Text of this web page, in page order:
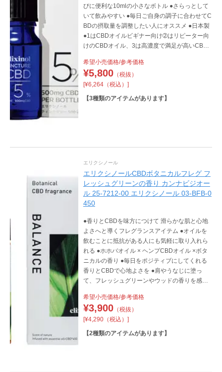
びに便利な10mlの小さなボトル ●さらっとして
いて飲みやすい ●毎日ご自身の調子に合わせてC
BDの摂取量を調整したい人にオススメ ●日本製
●1はCBDオイルビギナー向け➁はリピーター向
けのCBDオイル、3は高濃度で満足が高いCBD
滴当たりのCBD含有量は1.25mg➁はCBD含有量
1500mg、スポイト1滴当たりのCBD含有量CBD
3.75mg、3はCBD含有量3000mg、スポイト1滴
当たりのCBD含有量は7.5mg
希望小売価格/参考価格
¥5,800（税抜）
[¥6,264（税込）]
【3種類のアイテムがあります】
エリクシノール
エリクシノールCBDボタニカルフレグ フ
レッシュグリーンの香り カンナビジオー
ル 25-7212-00 エリクシノール 03-BFB-0
450
●香りとCBDを味方につけて 滑らかな肌と心地
よさへと導くフレグランスアイテム ●オイルを
飲むことに抵抗がある人にも気軽に取り入れら
れる ●ホホバオイル × ヘンプCBDオイル ×ボタ
ニカルの香り ●毎日をポジティブにしてくれる
香りとCBDで心地よさを ●肩やうなじに塗っ
て、フレッシュグリーンやウッドの香りを感じ
感覚にフォーカスします ●1瓶(8ml)にCBD450m
g含有 ●日本製
希望小売価格/参考価格
¥3,900（税抜）
[¥4,290（税込）]
【2種類のアイテムがあります】